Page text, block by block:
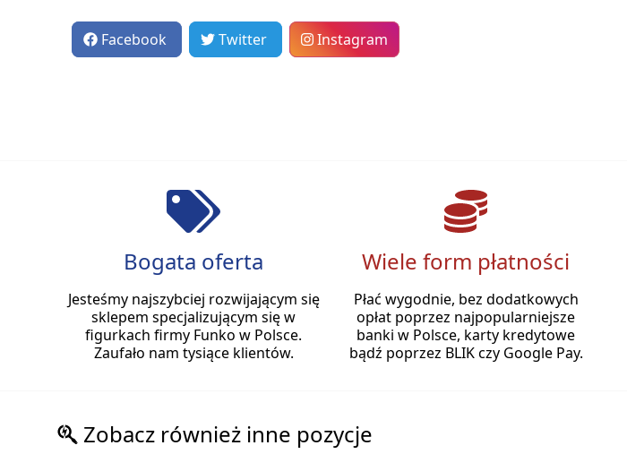
Facebook Twitter Instagram
Bogata oferta
Jesteśmy najszybciej rozwijającym się
sklepem specjalizującym się w
figurkach firmy Funko w Polsce.
Zaufało nam tysiące klientów.
Wiele form płatności
Płać wygodnie, bez dodatkowych
opłat poprzez najpopularniejsze
banki w Polsce, karty kredytowe
bądź poprzez BLIK czy Google Pay.
Zobacz również inne pozycje